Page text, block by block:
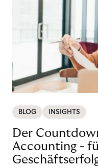
BLOG INSIGHTS
Der
Accounting -